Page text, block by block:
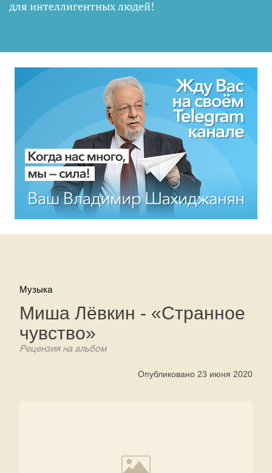
для интеллигентных людей!
Музыка
Миша Лёвкин - «Странное
чувство»
Рецензия на альбом
Опубликовано 23 июня 2020